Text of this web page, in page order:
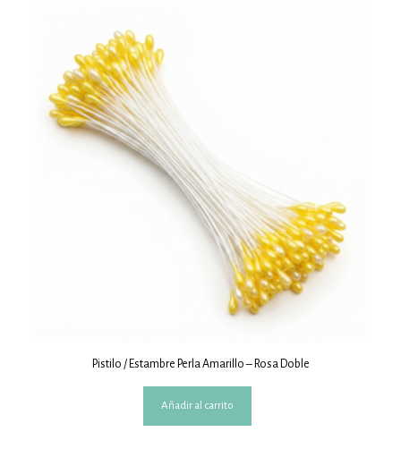
Pistilo / Estambre Perla Amarillo – Rosa Doble
Añadir al carrito